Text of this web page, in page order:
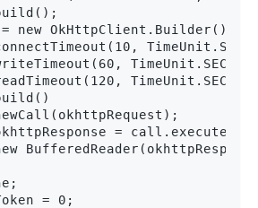
new OkHttpClient.Builder()
= call.execute();
= 0;